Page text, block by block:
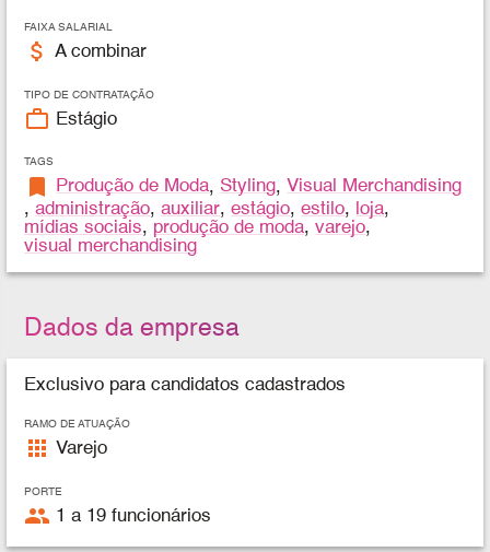
FAIXA SALARIAL
attach_money A combinar
TIPO DE CONTRATAÇÃO
work_outline Estágio
TAGS
bookmark Produção de Moda,Styling, Visual Merchandising
,administração,auxiliar,estágio,estilo, loja,
mídias sociais, produção de moda,varejo,
visual merchandising
Dados da empresa
Exclusivo para candidatos cadastrados
RAMO DE ATUAÇÃO
apps Varejo
PORTE
people 1 a 19 funcionários